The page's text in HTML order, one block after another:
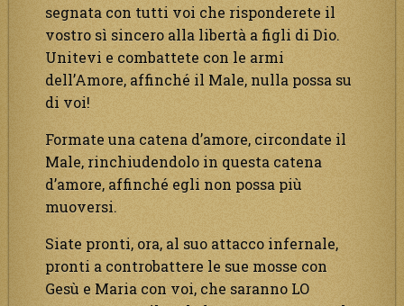
segnata con tutti voi che risponderete il
vostro sì sincero alla libertà a figli di Dio.
Unitevi e combattete con le armi
dell’Amore, affinché il Male, nulla possa su
di voi!
Formate una catena d’amore, circondate il
Male, rinchiudendolo in questa catena
d’amore, affinché egli non possa più
muoversi.
Siate pronti, ora, al suo attacco infernale,
pronti a controbattere le sue mosse con
Gesù e Maria con voi, che saranno LO